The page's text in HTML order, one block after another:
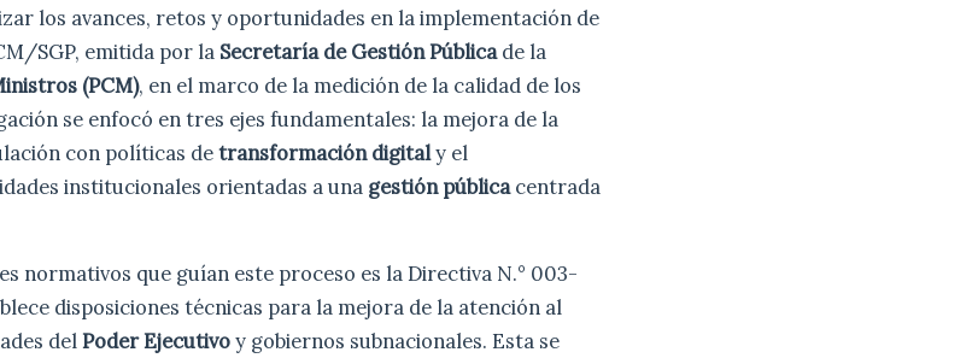
los avances, retos y oportunidades en la implementación de
SGP, emitida por la Secretaría de Gestión Públicade la
(PCM), en el marco de la medición de la calidad de los
se enfocó en tres ejes fundamentales: la mejora de la
con políticas detransformación digitaly el
institucionales orientadas a una gestión públicacentrada
normativos que guían este proceso es la Directiva N.° 003-
disposiciones técnicas para la mejora de la atención al
delPoder Ejecutivoy gobiernos subnacionales. Esta se